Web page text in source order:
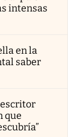
intensas
en la
saber
que